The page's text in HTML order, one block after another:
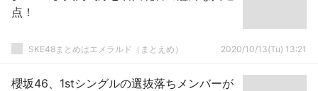
点！
SKE48まとめはエメラルド（まとえめ） 2020/10/13(Tu) 13:21
櫻坂46、1stシングルの選抜落ちメンバーが